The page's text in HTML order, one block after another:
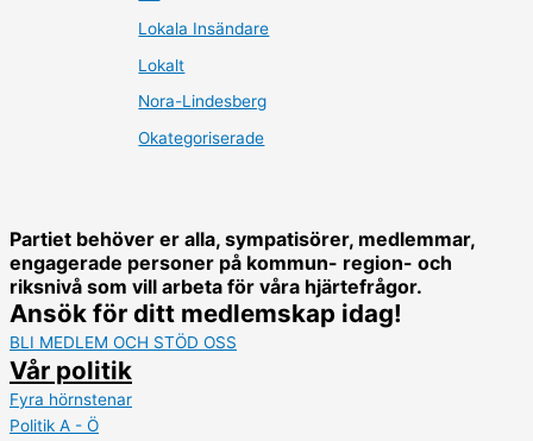
Lokala Insändare
Lokalt
Nora-Lindesberg
Okategoriserade
Partiet behöver er alla, sympatisörer, medlemmar,
engagerade personer på kommun- region- och
riksnivå som vill arbeta för våra hjärtefrågor.
Ansök för ditt medlemskap idag!
BLI MEDLEM OCH STÖD OSS
Vår politik
Fyra hörnstenar
Politik A - Ö